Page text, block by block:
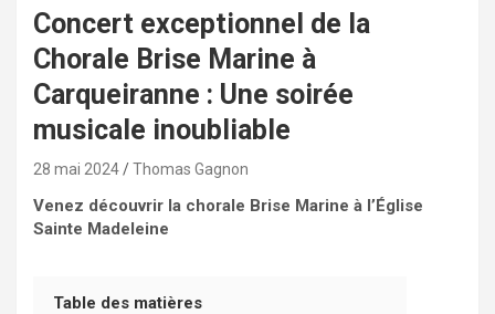
Concert exceptionnel de la
Chorale Brise Marine à
Carqueiranne : Une soirée
musicale inoubliable
28 mai 2024 Thomas Gagnon
Venez découvrir la chorale Brise Marine à l’Église
Sainte Madeleine
Table des matières